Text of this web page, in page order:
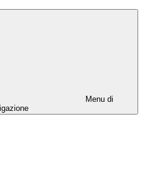
Menu di